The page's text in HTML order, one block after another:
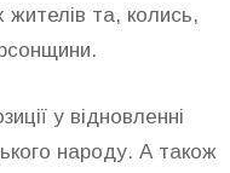
жителів та, колись,
у відновленні
народу. А також